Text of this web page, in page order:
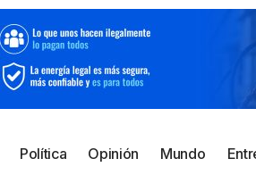
Política Opinión Mundo